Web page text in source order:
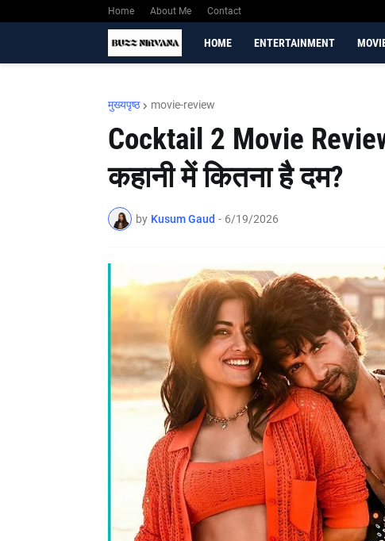
Home About Me Contact
HOME ENTERTAINMENT
मुख्यपृष्ठ movie-review
Cocktail 2 Movie
कहानी में कितना है दम?
by Kusum Gaud - 6/19/2026